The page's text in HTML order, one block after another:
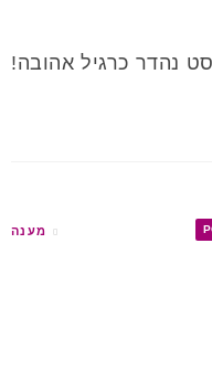
נהדר כרגיל אהובה!
מענה